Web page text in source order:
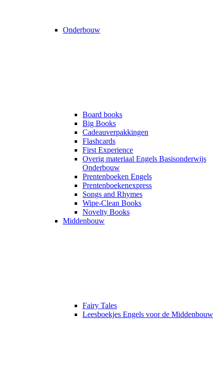
Onderbouw
Board books
Big Books
Cadeauverpakkingen
Flashcards
First Experience
Overig materiaal Engels Basisonderwijs
Onderbouw
Prentenboeken Engels
Prentenboekenexpress
Songs and Rhymes
Wipe-Clean Books
Novelty Books
Middenbouw
Fairy Tales
Leesboekjes Engels voor de Middenbouw